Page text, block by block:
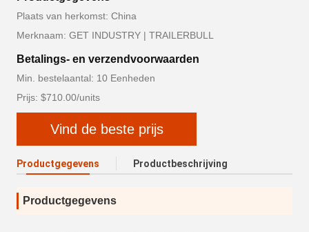
Plaats van herkomst: China
Merknaam: GET INDUSTRY | TRAILERBULL
Betalings- en verzendvoorwaarden
Min. bestelaantal: 10 Eenheden
Prijs: $710.00/units
Vind de beste prijs
Productgegevens Productbeschrijving
Productgegevens